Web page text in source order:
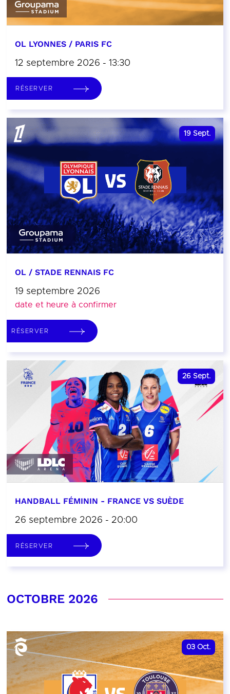
OL LYONNES / PARIS FC
12 septembre 2026 - 13:30
RÉSERVER
19 Sept.
OL / STADE RENNAIS FC
19 septembre 2026
date et heure à confirmer
RÉSERVER
26 Sept.
HANDBALL FÉMININ - FRANCE VS SUÈDE
26 septembre 2026 - 20:00
RÉSERVER
OCTOBRE 2026
03 Oct.